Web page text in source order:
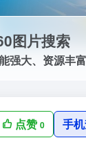
图片搜索
点赞0 手